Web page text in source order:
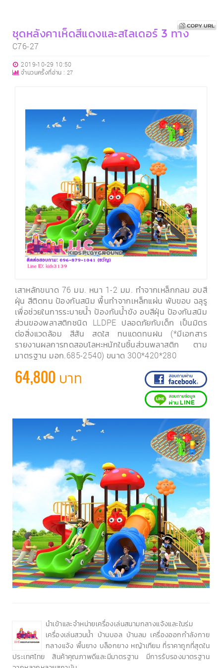
ชุดหลังคาเห็ดสีแดงและสไลเดอร์ 3 ทาง
C76-27
2019-10-29 10:50
จำนวนครั้งที่อ่าน : 27
เสาหลักขนาด 76 มม. หนา 1-2 มม. ทำจากเหล็กกลม อบสี
ฝุ่น สีติดทน ป้องกันสนิม พื้นทำจากเหล็กแผ่น พับขอบ ฉลุรู
เพื่อช่วยในการระบายน้ำ ป้องกันน้ำขัง อบสีฝุ่น ป้องกันสนิม
ส่วนของพลาสติกชนิด LLDPE ปลอดภัยกับเด็ก เป็นมิตร
ต่อสิ่งแวดล้อม สีสัน สดใส ทนแดดทนฝน (*มีเอกสาร
รายงานผลการทดสอบโลหะหนักในชิ้นส่วนพลาสติก ตาม
มาตรฐาน มอก.685-2540) ขนาด 300*420*280
64,800 บาท
นำเข้าและจำหน่ายเครื่องเล่นสนามกลางแจ้งและในร่ม
เครื่องเล่นสวนน้ำ บ้านบอล บ้านลม เครื่องออกกำลังกาย
กลางแจ้ง พื้นยาง บล็อกยาง หญ้าเทียม ที่ราคาถูกที่สุดใน
ประเทศไทย สินค้าคุณภาพดีและมีมาตรฐาน มีการรับรองมาตรฐาน